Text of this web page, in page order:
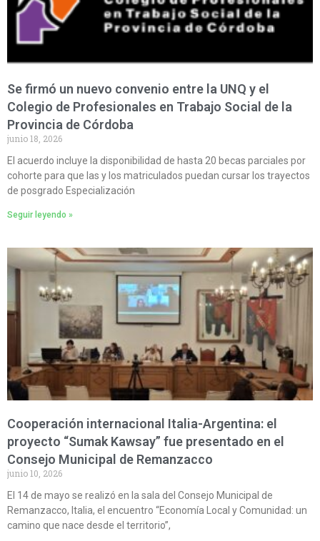
Se firmó un nuevo convenio entre la UNQ y el
Colegio de Profesionales en Trabajo Social de la
Provincia de Córdoba
junio 18, 2026
El acuerdo incluye la disponibilidad de hasta 20 becas parciales por
cohorte para que las y los matriculados puedan cursar los trayectos
de posgrado Especialización
Seguir leyendo »
Cooperación internacional Italia-Argentina: el
proyecto “Sumak Kawsay” fue presentado en el
Consejo Municipal de Remanzacco
junio 10, 2026
El 14 de mayo se realizó en la sala del Consejo Municipal de
Remanzacco, Italia, el encuentro “Economía Local y Comunidad: un
camino que nace desde el territorio”,